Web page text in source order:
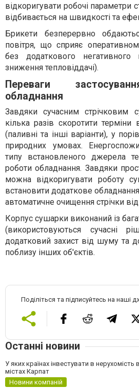
відкоригувати робочі параметри
відбивається на швидкості та
Брикети безперервно
повітря, що сприяє
без додаткового негативного
зниження тепловіддачі).
Переваги
обладнання
Завдяки сучасним стрічковим
кілька разів скоротити терміни
(паливні та інші варіанти), у
природних умовах.
типу встановленого джерела
роботи обладнання. Завдяки
можна відкоригувати роботу
встановити додаткове
автоматичне очищення стрічки
Корпус сушарки виконаний із
(використовуються сучасні
додатковий захист від шуму та
поблизу інших об'єктів.
Поділіться та підписуйтесь на наші
Останні новини
У яких країнах інвестувати в нерухомість
містах Карпат
Новини компаній